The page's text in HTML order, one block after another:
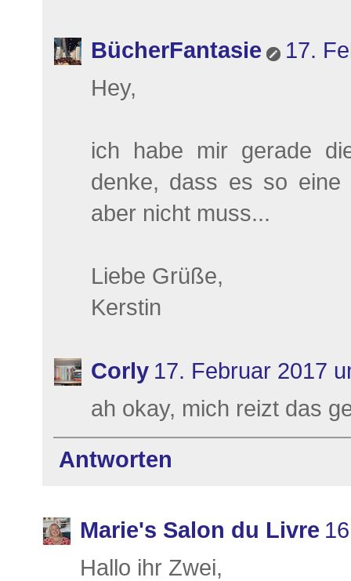
BücherFantasie
17.
Hey,
ich habe mir gerade
denke, dass es so eine
aber nicht muss...
Liebe Grüße,
Kerstin
Corly 17. Februar 2017
ah okay, mich reizt das
Antworten
Marie's Salon du Livre
Hallo ihr Zwei,